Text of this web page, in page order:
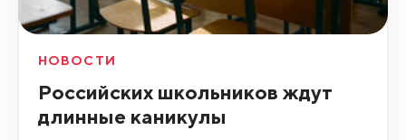
НОВОСТИ
Российских школьников ждут
длинные каникулы